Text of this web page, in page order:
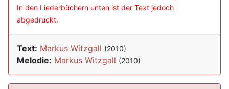
In den Liederbüchern unten ist der Text jedoch
abgedruckt.
Text: Markus Witzgall (2010)
Melodie: Markus Witzgall (2010)